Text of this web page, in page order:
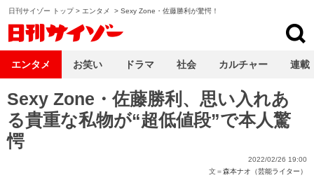
日刊サイゾー トップ> エンタメ > Sexy Zone・佐藤勝利が驚愕！
Sexy Zone・佐藤勝利、思い入れあ
る貴重な私物が“超低値段”で本人驚
愕
2022/02/26 19:00
文＝森本ナオ（芸能ライター）
エンタメ お笑い ドラマ 社会 カルチャー 連載